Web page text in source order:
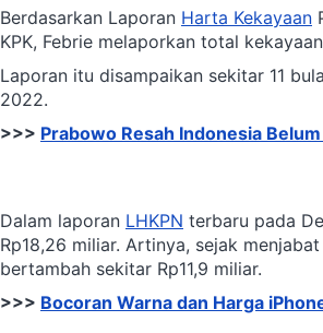
Berdasarkan Laporan Harta Kekayaan
KPK, Febrie melaporkan total
Laporan itu disampaikan sekitar 11
2022.
>>> Prabowo Resah Indonesia
Dalam laporan LHKPN terbaru pada
Rp18,26 miliar. Artinya, sejak
bertambah sekitar Rp11,9 miliar.
>>> Bocoran Warna dan Harga